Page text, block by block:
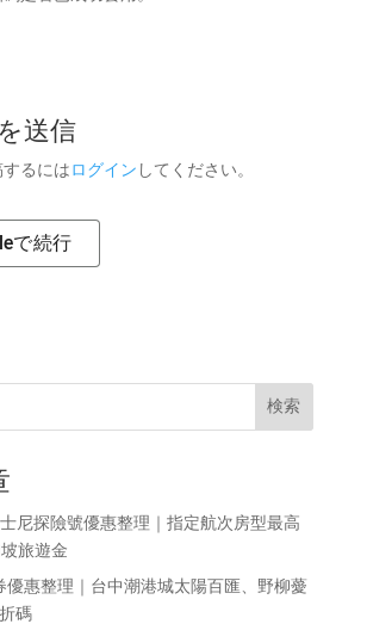
送信
るにはログイン してください。
で続行
検索
尼探險號優惠整理｜指定航次房型最高
旅遊金
優惠整理｜台中潮港城太陽百匯、野柳薆
碼